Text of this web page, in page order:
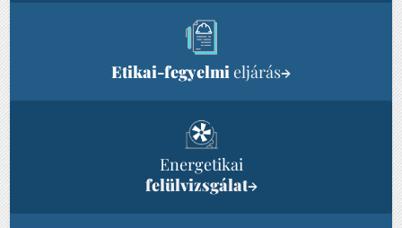
Etikai-fegyelmieljárás→
Energetikai
felülvizsgálat→